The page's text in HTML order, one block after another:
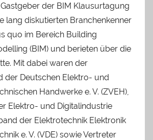
der BIM Klausurtagung
lang diskutierten Branchenkenner
quo im Bereich Building
(BIM) und berieten über die
Mit dabei waren der
der Deutschen Elektro- und
Handwerke e. V. (ZVEH),
Elektro- und Digitalindustrie
der Elektrotechnik Elektronik
e. V. (VDE) sowie Vertreter